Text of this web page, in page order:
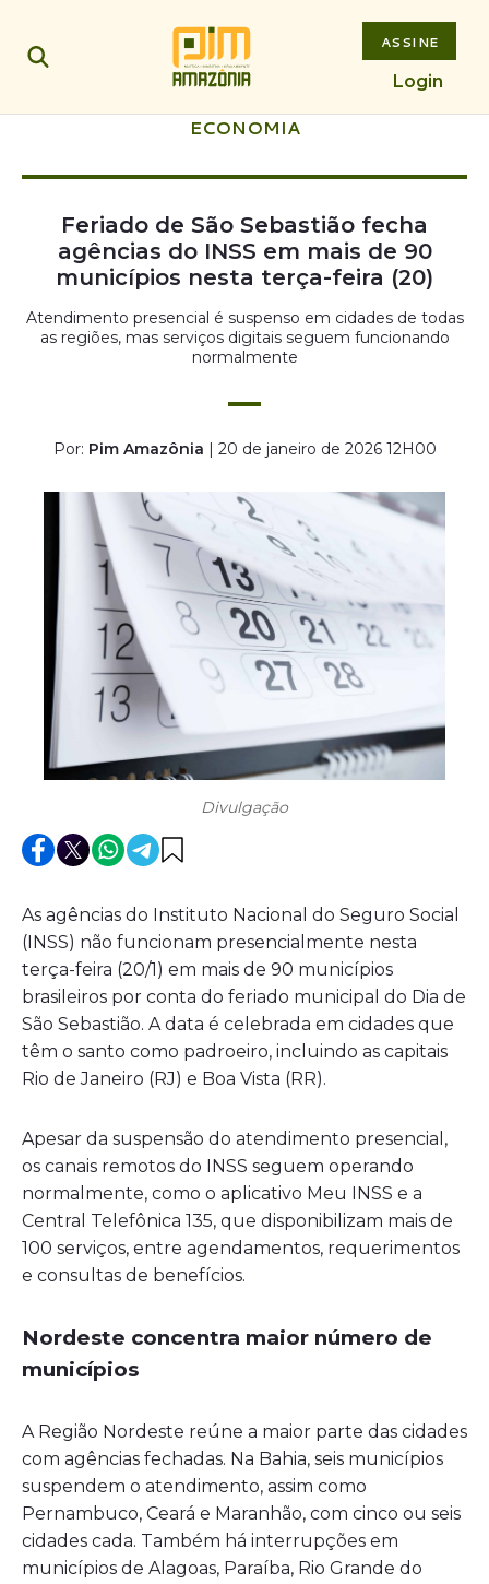
ASSINE
Login
ECONOMIA
Feriado de São Sebastião fecha
agências do INSS em mais de 90
municípios nesta terça-feira (20)
Atendimento presencial é suspenso em cidades de todas
as regiões, mas serviços digitais seguem funcionando
normalmente
Por: Pim Amazônia | 20 de janeiro de 2026 12H00
Divulgação
As agências do Instituto Nacional do Seguro Social
(INSS) não funcionam presencialmente nesta
terça-feira (20/1) em mais de 90 municípios
brasileiros por conta do feriado municipal do Dia de
São Sebastião. A data é celebrada em cidades que
têm o santo como padroeiro, incluindo as capitais
Rio de Janeiro (RJ) e Boa Vista (RR).
Apesar da suspensão do atendimento presencial,
os canais remotos do INSS seguem operando
normalmente, como o aplicativo Meu INSS e a
Central Telefônica 135, que disponibilizam mais de
100 serviços, entre agendamentos, requerimentos
e consultas de benefícios.
Nordeste concentra maior número de
municípios
A Região Nordeste reúne a maior parte das cidades
com agências fechadas. Na Bahia, seis municípios
suspendem o atendimento, assim como
Pernambuco, Ceará e Maranhão, com cinco ou seis
cidades cada. Também há interrupções em
municípios de Alagoas, Paraíba, Rio Grande do